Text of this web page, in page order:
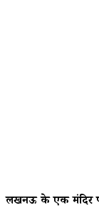
लखनऊ के एक मंदिर